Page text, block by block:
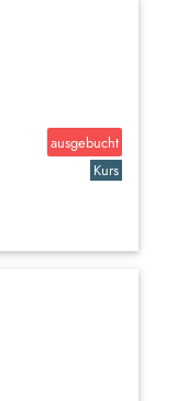
ausgebucht
Kurs